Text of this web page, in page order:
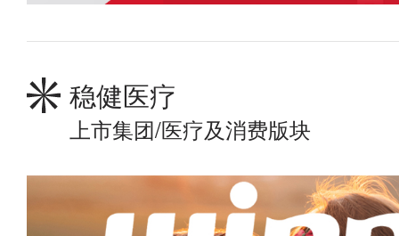
稳健医疗
上市集团/医疗及消费版块